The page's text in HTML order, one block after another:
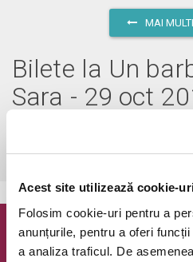
Acest site utilizează cookie-
Folosim cookie-uri pentru a
anunțurile, pentru a oferi
a analiza traficul. De
MAI
Bilete la Un
Sara - 29 oct
Craiova, Teatrul National Marin
Newsletter